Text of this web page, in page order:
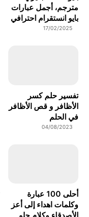
مترجم، أجمل عبارات
بايو انستقرام احترافي
17/02/2025
تفسير حلم كسر
الأظافر و قص الأظافر
في الحلم
04/08/2023
أحلى 100 عبارة
وكلمات اهداء إلى أعز